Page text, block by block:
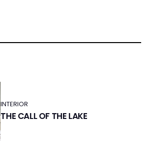
INTERIOR
THE CALL OF THE LAKE